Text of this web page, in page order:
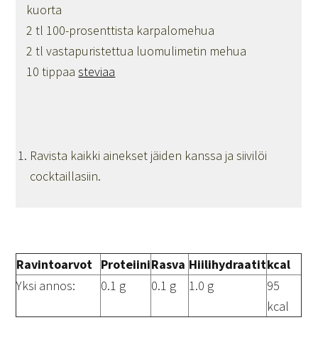
kuorta
2 tl 100-prosenttista karpalomehua
2 tl vastapuristettua luomulimetin mehua
10 tippaasteviaa
Ravista kaikki ainekset jäiden kanssa ja siivilöi
cocktaillasiin.
Ravintoarvot ProteiiniRasva Hiilihydraatitkcal
Yksi annos:
0.1 g 0.1 g 1.0 g
95
kcal